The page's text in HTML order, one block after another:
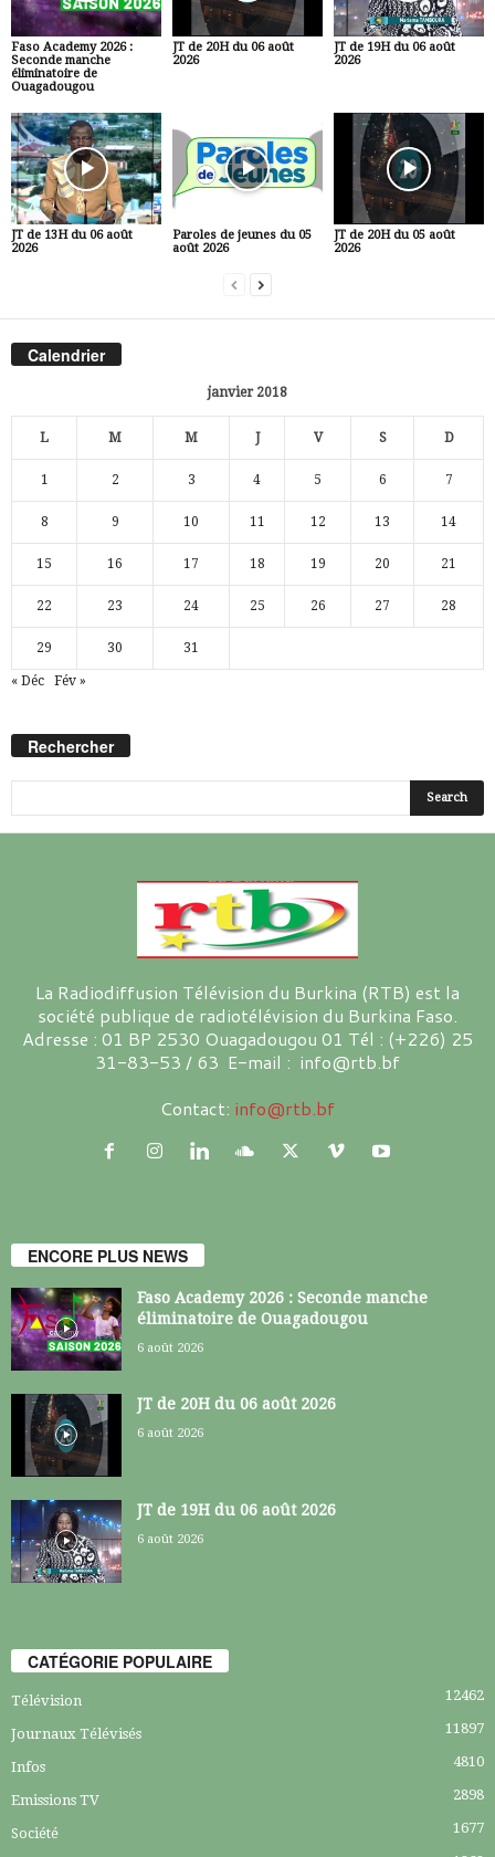
Faso Academy 2026 :
Seconde manche
éliminatoire de
Ouagadougou
JT de 20H du 06 août
2026
JT de 19H du 06 août
2026
JT de 13H du 06 août
2026
Paroles de jeunes du 05
août 2026
JT de 20H du 05 août
2026
Calendrier
janvier 2018
L M M J V S D
1 2 3 4 5 6 7
8 9 10 11 12 13 14
15 16 17 18 19 20 21
22 23 24 25 26 27 28
29 30 31
« Déc Fév »
Rechercher
La Radiodiffusion Télévision du Burkina (RTB) est la
société publique de radiotélévision du Burkina Faso.
Adresse : 01 BP 2530 Ouagadougou 01 Tél : (+226) 25
31-83-53 / 63 E-mail : info@rtb.bf
Contact: info@rtb.bf
ENCORE PLUS NEWS
Faso Academy 2026 : Seconde manche
éliminatoire de Ouagadougou
6 août 2026
JT de 20H du 06 août 2026
6 août 2026
JT de 19H du 06 août 2026
6 août 2026
CATÉGORIE POPULAIRE
Télévision 12462
Journaux Télévisés 11897
Infos 4810
Emissions TV 2898
Société
1677